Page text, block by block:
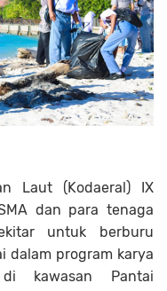
Laut (Kodaeral) IX
dan para tenaga
untuk berburu
dalam program karya
kawasan Pantai